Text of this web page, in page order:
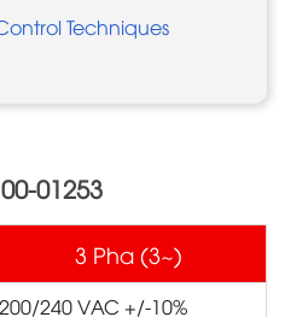
Techniques
01253
3 Pha (3~)
200/240 VAC +/-10%